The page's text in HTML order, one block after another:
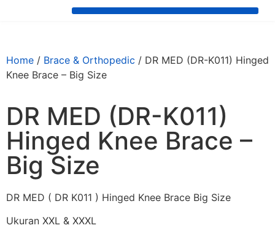
Home / Brace & Orthopedic / DR MED (DR-K011) Hinged
Knee Brace – Big Size
DR MED (DR-K011)
Hinged Knee Brace –
Big Size
DR MED ( DR K011 ) Hinged Knee Brace Big Size
Ukuran XXL & XXXL